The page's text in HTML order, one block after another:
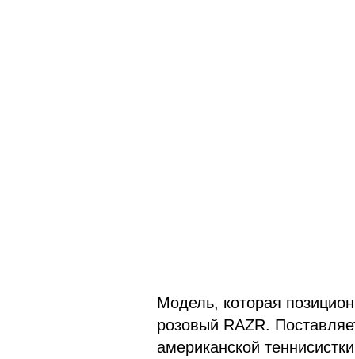
Модель, которая
розовый RAZR.
американской